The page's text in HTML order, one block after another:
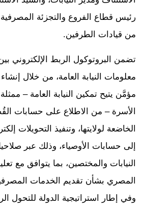
رئيس قطاع الفروع والتجزئة
من قيادات الطرفين.
تضمن البروتوكول الربط الإلكتروني
معلومات النيابة العامة، من خلال
مؤمَّن يتيح تمكين النيابة العامة –
الأسرة – من الاطلاع على حسابات
الخاضعة لولايتها، وتنفيذ التحويلات
إلى حسابات الأوصياء، وذلك عبر
النيابات والمختصين، بما يتوافق مع
المصري بشأن تقديم الخدمات
وفي إطار استراتيجية الدولة للتحول